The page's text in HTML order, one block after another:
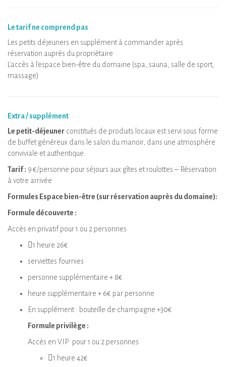
Le tarif ne comprend pas
Les petits déjeuners en supplément à commander après
réservation auprès du propriétaire
L'accès à l'espace bien-être du domaine (spa, sauna, salle de sport,
massage)
Extra / supplément
Le petit-déjeuner constitués de produits locaux est servi sous forme
de buffet généreux dans le salon du manoir, dans une atmosphère
conviviale et authentique.
Tarif : 9 €/personne pour séjours aux gîtes et roulottes – Réservation
à votre arrivée
Formules Espace bien-être (sur réservation auprès du domaine):
Formule découverte :
Accès en privatif pour 1 ou 2 personnes
1 heure 26€
serviettes fournies
personne supplémentaire + 8€
heure supplémentaire + 6€ par personne
En supplément : bouteille de champagne +30€
Formule privilège :
Accès en VIP pour 1 ou 2 personnes
1 heure 42€